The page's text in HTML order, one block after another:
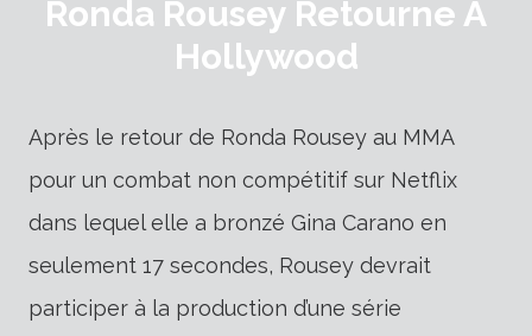
Ronda Rousey Retourne À
Hollywood
Après le retour de Ronda Rousey au MMA
pour un combat non compétitif sur Netflix
dans lequel elle a bronzé Gina Carano en
seulement 17 secondes, Rousey devrait
participer à la production d’une série